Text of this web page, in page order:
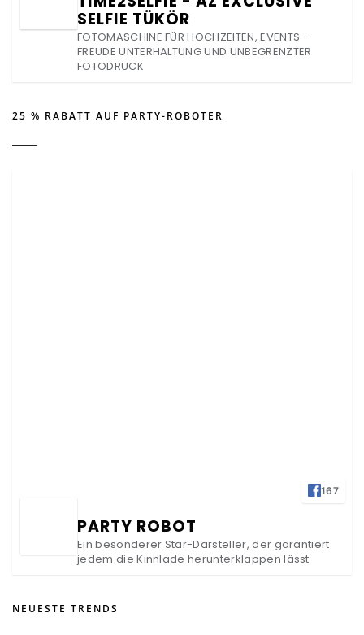
SELFIE TÜKÖR
FOTOMASCHINE FÜR HOCHZEITEN, EVENTS –
FREUDE UNTERHALTUNG UND UNBEGRENZTER
FOTODRUCK
25 % RABATT AUF PARTY-ROBOTER
167
PARTY ROBOT
Ein besonderer Star-Darsteller, der garantiert
jedem die Kinnlade herunterklappen lässt
NEUESTE TRENDS